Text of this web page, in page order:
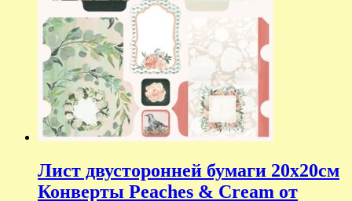
Лист двусторонней бумаги 20х20см
Конверты Peaches & Cream от